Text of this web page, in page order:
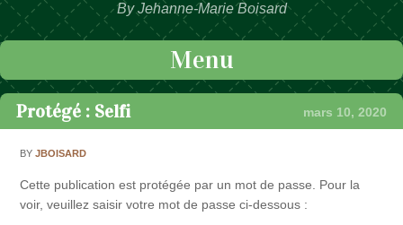
By Jehanne-Marie Boisard
Menu
Passer au contenu
Protégé : Selfi mars 10, 2020
BYJBOISARD
Cette publication est protégée par un mot de passe. Pour la
voir, veuillez saisir votre mot de passe ci-dessous :